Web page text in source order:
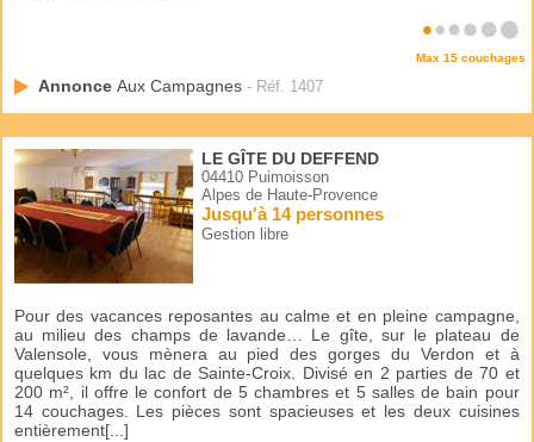
Max 15 couchages
Annonce Aux Campagnes - Réf. 1407
LE GÎTE DU DEFFEND
04410 Puimoisson
Alpes de Haute-Provence
Jusqu'à 14 personnes
Gestion libre
Pour des vacances reposantes au calme et en pleine campagne,
au milieu des champs de lavande… Le gîte, sur le plateau de
Valensole, vous mènera au pied des gorges du Verdon et à
quelques km du lac de Sainte-Croix. Divisé en 2 parties de 70 et
200 m², il offre le confort de 5 chambres et 5 salles de bain pour
14 couchages. Les pièces sont spacieuses et les deux cuisines
entièrement[...]